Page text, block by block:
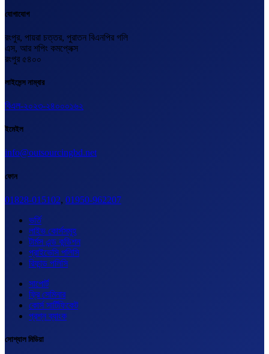
যোগাযোগ
রংপুর, পায়রা চত্তর, পুরাতন বিএনপির গলি
এস, আর শপিং কমপ্লেক্স
রংপুর ৫৪০০
লাইসেন্স নাম্বার
বিএল-২০২৩-২৪০০০১৬২
ইমেইল
info@outsourcingbd.net
ফোন
01828-015102, 01950-962207
ভর্তি
লাইভ কোর্সসমূহ
টার্মস এন্ড কন্ডিশন
প্রাইভেসি পলিসি
রিফান্ড পলিসি
সাপোর্ট
ফ্রি সেমিনার
কোর্স সার্টিফিকেট
প্রশ্ন ব্যাংক
সোশ্যাল মিডিয়া